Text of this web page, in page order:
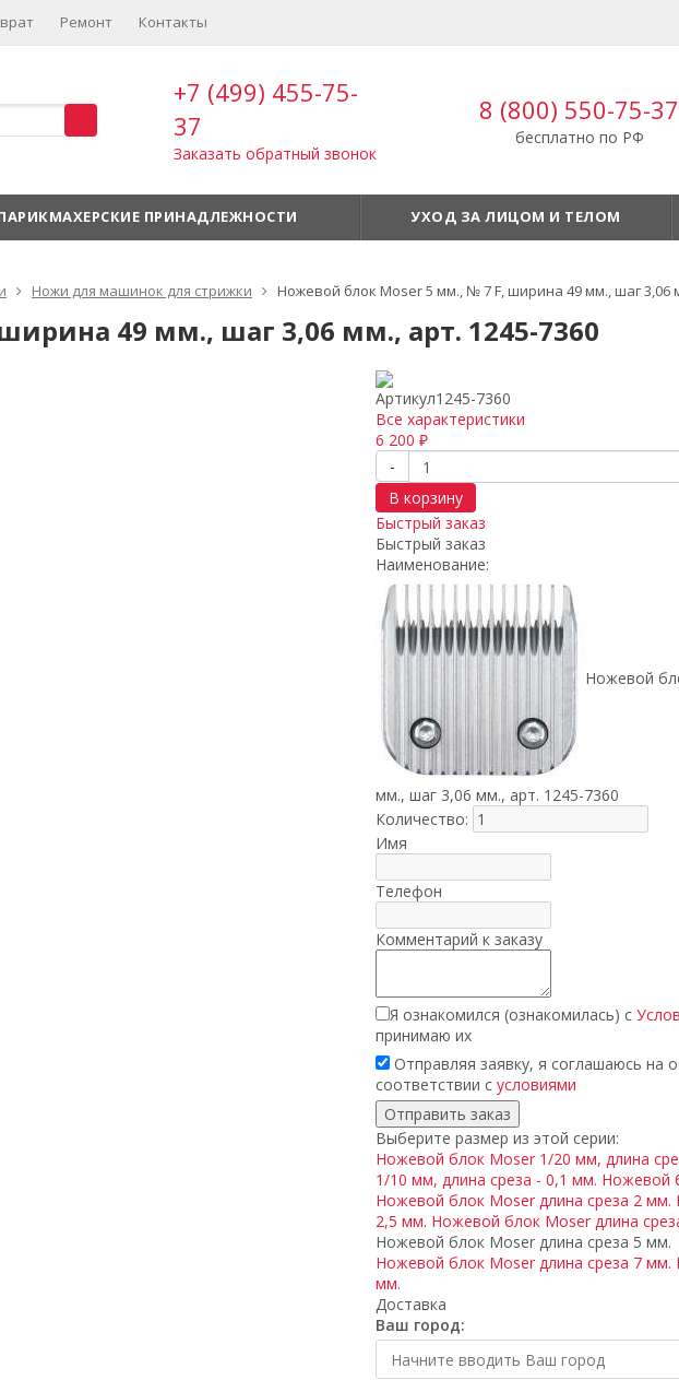
Ремонт Контакты
+7 (499) 455-75-
37
Заказать обратный звонок
8 (800) 550-75-37
бесплатно по РФ
ПРИНАДЛЕЖНОСТИ УХОД ЗА ЛИЦОМ И ТЕЛОМ
Ножи для машинок для стрижки Ножевой блок Moser 5 мм., № 7 F, ширина 49 мм., шаг 3,06
49 мм., шаг 3,06 мм., арт. 1245-7360
Артикул1245-7360
Все характеристики
6 200 ₽
-
В корзину
Быстрый заказ
Быстрый заказ
Наименование:
Ножевой
мм., шаг 3,06 мм., арт. 1245-7360
Количество:
Имя
Телефон
Комментарий к заказу
Я ознакомился (ознакомилась) с
принимаю их
Отправляя заявку, я соглашаюсь на
соответствии с условиями
Выберите размер из этой серии:
Ножевой блок Moser 1/20 мм, длина
1/10 мм, длина среза - 0,1 мм. Ножевой
Ножевой блок Moser длина среза 2 мм.
2,5 мм. Ножевой блок Moser длина
Ножевой блок Moser длина среза 5 мм.
Ножевой блок Moser длина среза 7 мм.
мм.
Доставка
Ваш город: